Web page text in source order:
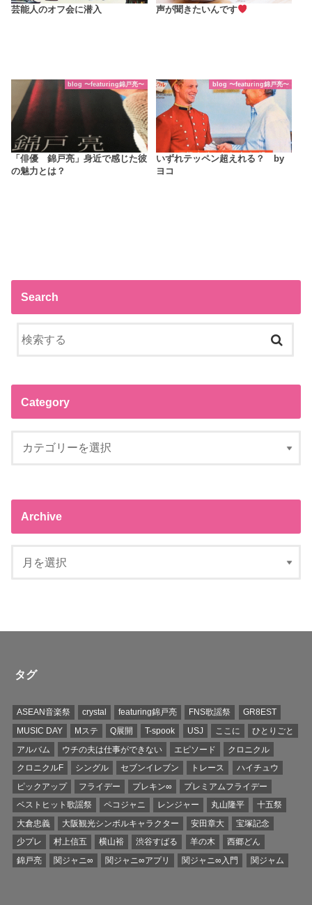
芸能人のオフ会に潜入 声が聞きたいんです
blog 〜featuring錦戸亮〜
「俳優 錦戸亮」身近で感じた彼
の魅力とは？
blog 〜featuring錦戸亮〜
いずれテッペン超えれる？ by
ヨコ
Search
Category
Archive
タグ
ASEAN音楽祭 crystal featuring錦戸亮 FNS歌謡祭
GR8EST
MUSIC DAY
Mステ Q展開 T-spook USJ ここに
ひとりごと
アルバム
ウチの夫は仕事ができない エピソード
クロニクル
クロニクルF
シングル セブンイレブン トレース
ハイチュウ
ピックアップ
フライデー プレキン∞
プレミアムフライデー
ベストヒット歌謡祭
ペコジャニ レンジャー 丸山隆平
十五祭
大倉忠義
大阪観光シンボルキャラクター 安田章大
宝塚記念
少プレ
村上信五 横山裕 渋谷すばる 羊の木
西郷どん
錦戸亮
関ジャニ∞ 関ジャニ∞アプリ 関ジャニ∞入門 関ジャム